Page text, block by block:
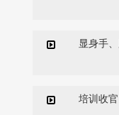
2024年
显身手
参加上
培训收官